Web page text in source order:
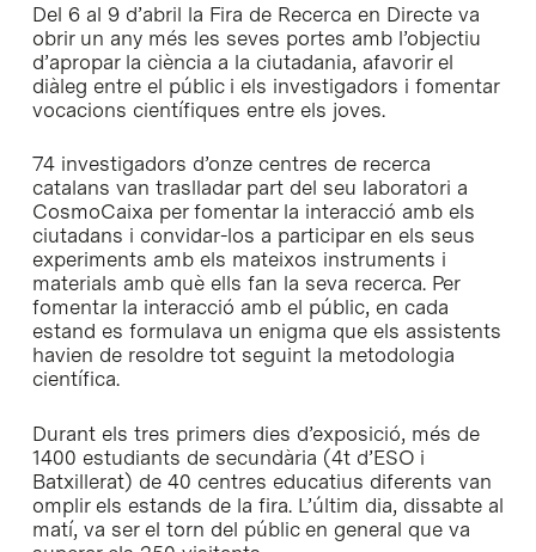
Del 6 al 9 d’abril la Fira de Recerca en Directe va
obrir un any més les seves portes amb l’objectiu
d’apropar la ciència a la ciutadania, afavorir el
diàleg entre el públic i els investigadors i fomentar
vocacions científiques entre els joves.
74 investigadors d’onze centres de recerca
catalans van traslladar part del seu laboratori a
CosmoCaixa per fomentar la interacció amb els
ciutadans i convidar-los a participar en els seus
experiments amb els mateixos instruments i
materials amb què ells fan la seva recerca. Per
fomentar la interacció amb el públic, en cada
estand es formulava un enigma que els assistents
havien de resoldre tot seguint la metodologia
científica.
Durant els tres primers dies d’exposició, més de
1400 estudiants de secundària (4t d’ESO i
Batxillerat) de 40 centres educatius diferents van
omplir els estands de la fira. L’últim dia, dissabte al
matí, va ser el torn del públic en general que va